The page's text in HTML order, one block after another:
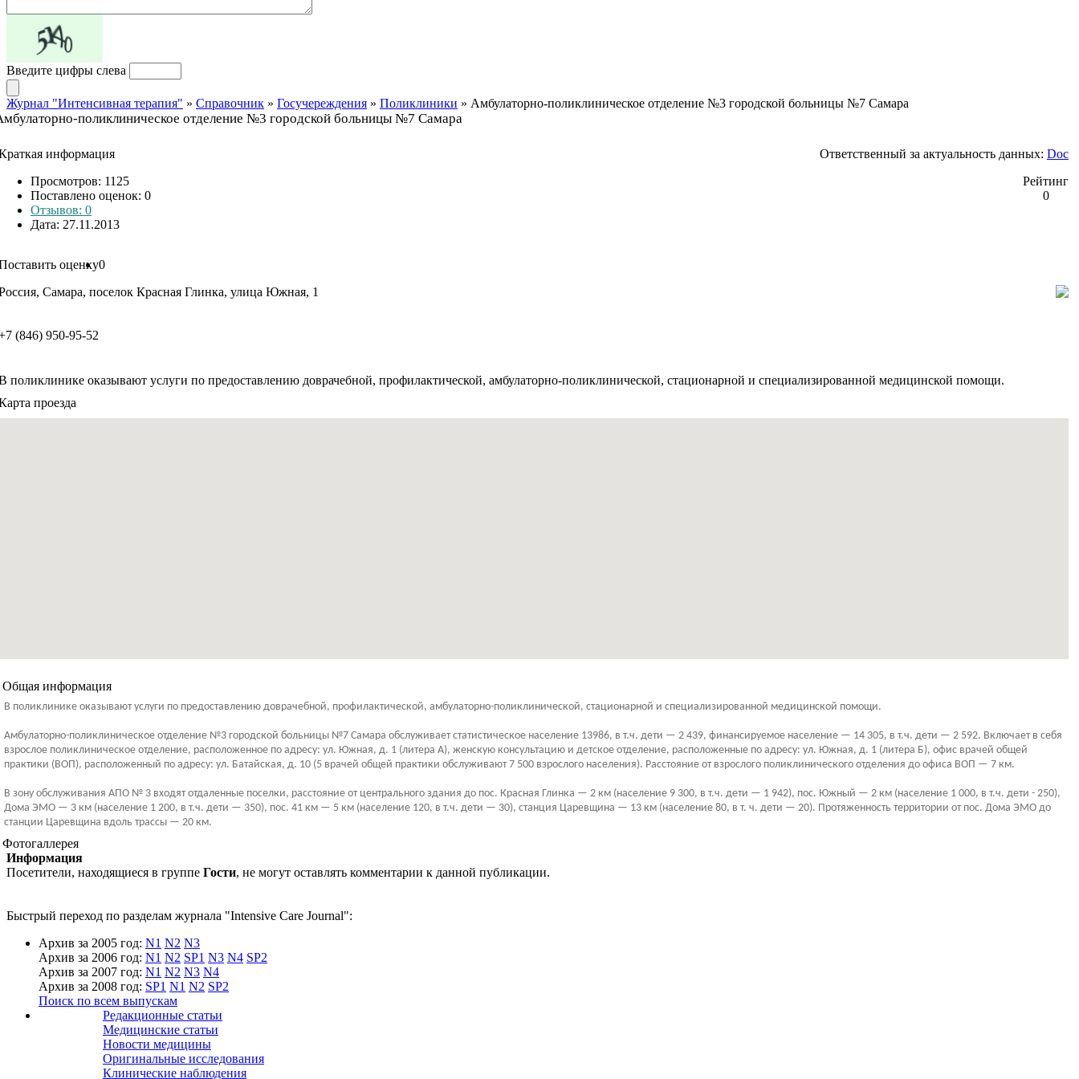
Введите цифры слева
Журнал "Интенсивная терапия" » Справочник » Госучереждения » Поликлиники » Амбулаторно-поликлиническое отделение №3 городской больницы №7 Самара
поликлиническое отделение №3 городской больницы №7 Самара
информация Ответственный за актуальность данных: Doc
Рейтинг
0
Просмотров: 1125
Поставлено оценок: 0
Отзывов: 0
Дата: 27.11.2013
оценку0
Самара, поселок Красная Глинка, улица Южная, 1
(846) 950-95-52
поликлинике оказывают услуги по предоставлению доврачебной, профилактической, амбулаторно-поликлинической, стационарной и специализированной медицинской помощи.
проезда
Общая информация
В поликлинике оказывают услуги по предоставлению доврачебной, профилактической, амбулаторно-поликлинической, стационарной и специализированной медицинской помощи.
Амбулаторно-поликлиническое отделение №3 городской больницы №7 Самара обслуживает статистическое население 13986, в т.ч. дети — 2 439, финансируемое население — 14 305, в т.ч. дети — 2 592. Включает в себя
взрослое поликлиническое отделение, расположенное по адресу: ул. Южная, д. 1 (литера А), женскую консультацию и детское отделение, расположенные по адресу: ул. Южная, д. 1 (литера Б), офис врачей общей
практики (ВОП), расположенный по адресу: ул. Батайская, д. 10 (5 врачей общей практики обслуживают 7 500 взрослого населения). Расстояние от взрослого поликлинического отделения до офиса ВОП — 7 км.
В зону обслуживания АПО № 3 входят отдаленные поселки, расстояние от центрального здания до пос. Красная Глинка — 2 км (население 9 300, в т.ч. дети — 1 942), пос. Южный — 2 км (население 1 000, в т.ч. дети - 250),
Дома ЭМО — 3 км (население 1 200, в т.ч. дети — 350), пос. 41 км — 5 км (население 120, в т.ч. дети — 30), станция Царевщина — 13 км (население 80, в т. ч. дети — 20). Протяженность территории от пос. Дома ЭМО до
станции Царевщина вдоль трассы — 20 км.
Фотогаллерея
Информация
Посетители, находящиеся в группе Гости, не могут оставлять комментарии к данной публикации.
Быстрый переход по разделам журнала "Intensive Care Journal":
Архив за 2005 год: N1 N2 N3
Архив за 2006 год: N1 N2 SP1 N3 N4 SP2
Архив за 2007 год: N1 N2 N3 N4
Архив за 2008 год: SP1 N1 N2 SP2
Поиск по всем выпускам
Редакционные статьи
Медицинские статьи
Новости медицины
Оригинальные исследования
Клинические наблюдения